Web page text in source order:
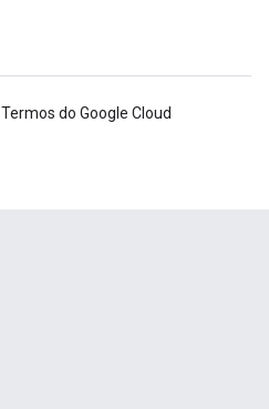
Termos do Google Cloud